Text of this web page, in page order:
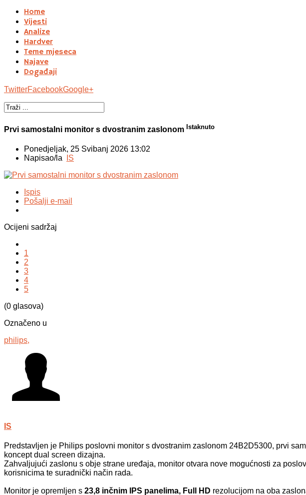
Home
Vijesti
Analize
Hardver
Teme mjeseca
Najave
Događaji
TwitterFacebookGoogle+
Prvi samostalni monitor s dvostranim zaslonom Istaknuto
Ponedjeljak, 25 Svibanj 2026 13:02
Napisao/la
IS
Ispis
Pošalji e-mail
Ocijeni sadržaj
1
2
3
4
5
(0 glasova)
Označeno u
philips,
IS
Predstavljen je Philips poslovni monitor s dvostranim zaslonom 24B2D5300, prvi
koncept dual screen dizajna.
Zahvaljujući zaslonu s obje strane uređaja, monitor otvara nove mogućnosti za
korisnicima te suradnički način rada.
Monitor je opremljen s 23,8 inčnim IPS panelima, Full HD rezolucijom na oba